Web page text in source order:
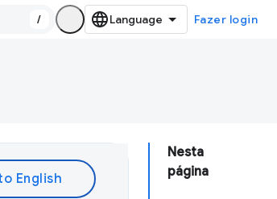
/ Fazer login
Nesta
página